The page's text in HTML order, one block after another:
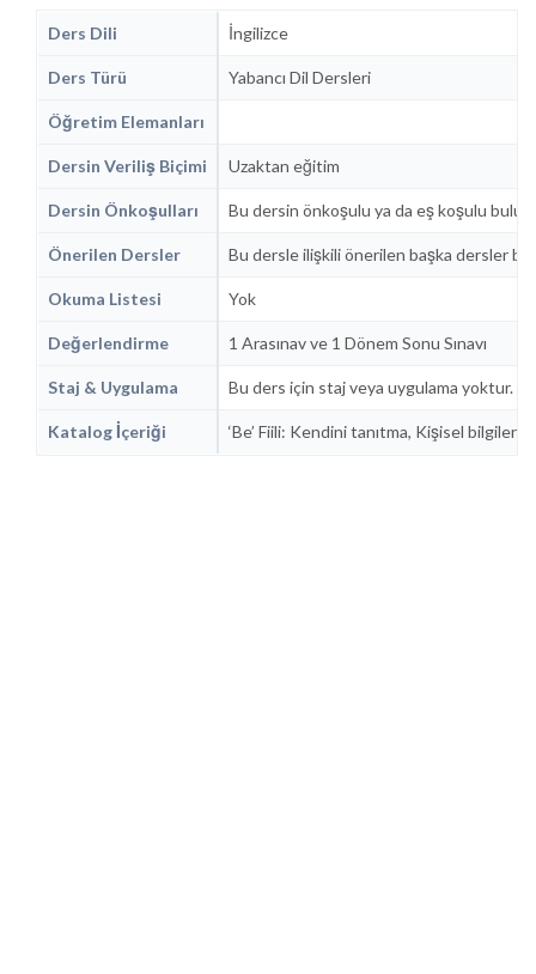
Ders Dili İngilizce
Ders Türü Yabancı Dil Dersleri
Öğretim Elemanları
Dersin Veriliş Biçimi Uzaktan eğitim
Dersin Önkoşulları Bu dersin önkoşulu ya da eş koşulu
Önerilen Dersler Bu dersle ilişkili önerilen başka dersler
Okuma Listesi Yok
Değerlendirme 1 Arasınav ve 1 Dönem Sonu Sınavı
Staj & Uygulama Bu ders için staj veya uygulama yoktur.
Katalog İçeriği ‘Be’ Fiili: Kendini tanıtma, Kişisel bilgiler